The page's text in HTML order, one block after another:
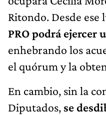
Ritondo. Desde
PRO podrá ejercer
enhebrando los
el quórum y la
En cambio, sin la
Diputados, se